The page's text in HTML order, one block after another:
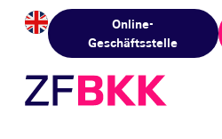
Skip to the contentOnline-
Geschäftsstelle